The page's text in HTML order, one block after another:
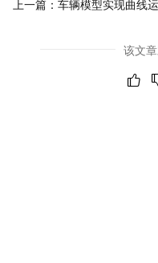
上一篇： 车辆模型实现曲线
该文